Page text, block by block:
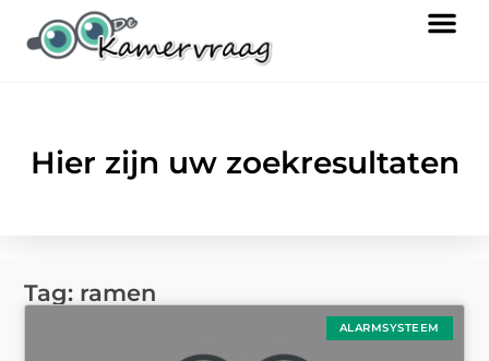
Hier zijn uw zoekresultaten
Tag: ramen
ALARMSYSTEEM